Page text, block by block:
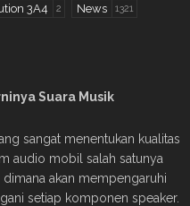
3A4 2 News 1321
Suara Musik
sangat menentukan kualitas
audio mobil salah satunya
akan mempengaruhi
setiap komponen speaker.